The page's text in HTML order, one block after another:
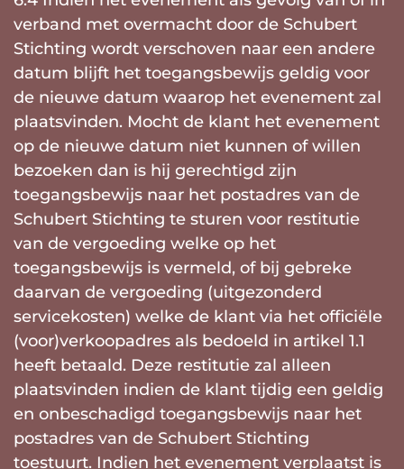
verband met overmacht door de Schubert
Stichting wordt verschoven naar een andere
datum blijft het toegangsbewijs geldig voor
de nieuwe datum waarop het evenement zal
plaatsvinden. Mocht de klant het evenement
op de nieuwe datum niet kunnen of willen
bezoeken dan is hij gerechtigd zijn
toegangsbewijs naar het postadres van de
Schubert Stichting te sturen voor restitutie
van de vergoeding welke op het
toegangsbewijs is vermeld, of bij gebreke
daarvan de vergoeding (uitgezonderd
servicekosten) welke de klant via het officiële
(voor)verkoopadres als bedoeld in artikel 1.1
heeft betaald. Deze restitutie zal alleen
plaatsvinden indien de klant tijdig een geldig
en onbeschadigd toegangsbewijs naar het
postadres van de Schubert Stichting
toestuurt. Indien het evenement verplaatst is